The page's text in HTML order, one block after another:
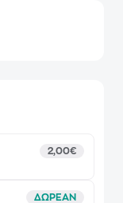
2,00€
ΔΩΡΕΑΝ